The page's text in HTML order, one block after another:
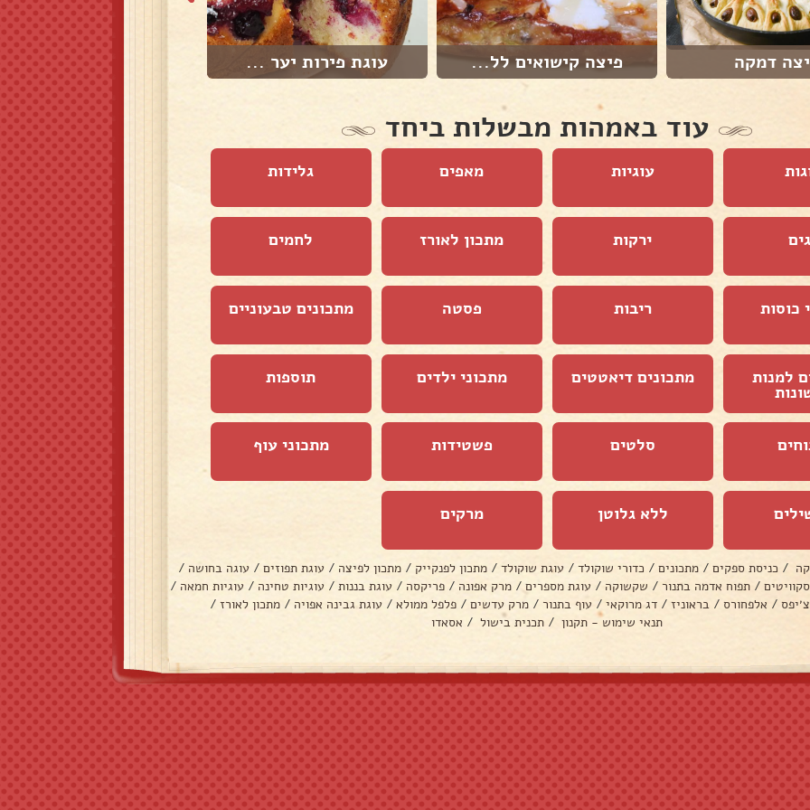
דמקה פיצה קישואים לל... עוגת פירות יער ...
עוד באמהות מבשלות ביחד
עוגיות מאפים גלידות
ירקות מתכון לאורז לחמים
כוסות ריבות פסטה מתכונים טבעוניים
למנות מתכונים דיאטטים מתכוני ילדים תוספות
סלטים פשטידות מתכוני עוף
ללא גלוטן מרקים
/ כניסת ספקים / מתכונים / כדורי שוקולד / עוגת שוקולד / מתכון לפנקייק / מתכון לפיצה / עוגת תפוזים / עוגה בחושה /
/ תפוח אדמה בתנור / שקשוקה / עוגת מספרים / מרק אפונה / פריקסה / עוגת בננות / עוגיות טחינה / עוגיות חמאה /
/ אלפחורס / בראוניז / דג מרוקאי / עוף בתנור / מרק עדשים / פלפל ממולא / עוגת גבינה אפויה / מתכון לאורז /
תנאי שימוש - תקנון / תכנית בישול / אסאדו